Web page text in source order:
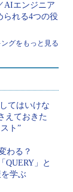
AIエンジニア
れる4つの役
グをもっと見る
てはいけな
えておきた
ト”
わる？
QUERY」と
学ぶ